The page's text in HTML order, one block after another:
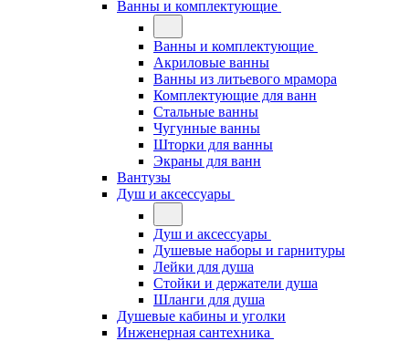
Ванны и комплектующие
Ванны и комплектующие
Акриловые ванны
Ванны из литьевого мрамора
Комплектующие для ванн
Стальные ванны
Чугунные ванны
Шторки для ванны
Экраны для ванн
Вантузы
Душ и аксессуары
Душ и аксессуары
Душевые наборы и гарнитуры
Лейки для душа
Стойки и держатели душа
Шланги для душа
Душевые кабины и уголки
Инженерная сантехника